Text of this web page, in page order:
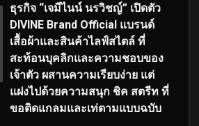
ธุรกิจ “เจมีไนน์ นรวิชญ์” เปิดตัว
DIVINE Brand Official แบรนด์
เสื้อผ้าและสินค้าไลฟ์สไตล์ ที่
สะท้อนบุคลิกและความชอบของ
เจ้าตัว ผสานความเรียบง่าย แต่
แฝงไปด้วยความสนุก ชิค สตรีท ที่
ขอติดแกลมและเท่ตามแบบฉบับ